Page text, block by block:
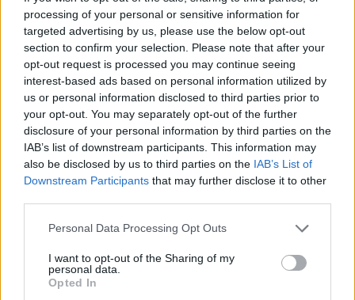
processing of your personal or sensitive information for
targeted advertising by us, please use the below opt-out
section to confirm your selection. Please note that after your
opt-out request is processed you may continue seeing
interest-based ads based on personal information utilized by
us or personal information disclosed to third parties prior to
your opt-out. You may separately opt-out of the further
disclosure of your personal information by third parties on the
IAB’s list of downstream participants. This information may
also be disclosed by us to third parties on the IAB’s List of
Downstream Participants that may further disclose it to other
Please note that this website/app uses one or more Google
not limited to your visit or usage behaviour. You may click to
grant or deny consent to Google and its third-party tags to
use your data for below specified purposes in below Google
Personal Data Processing Opt Outs
I want to opt-out of the Sharing of my
personal data.
Opted In
συνέχεια το θέμα συζήτησης στην ελληνική
κοινωνία είναι ποιον γκαρντ θα πάρει ο
Ολυμπιακός. Νομίζω πως έχουμε μια ομάδα
ανθρώπων που ασχολούμαστε με αυτό το θέμα και
έχουμε και τα ματς που είναι κρίσιμα για εμάς.
Πρωτάθλημα, Euroleague, είναι κουραστικό.
Επηρεάζονται όλοι γιατί όλοι διαβάζουν. Το πρώτο
θέμα είναι ο γκαρντ του Ολυμπιακού. Προφανώς
είναι ενοχλητικό. Δεν μπορούμε να επιβάλουμε